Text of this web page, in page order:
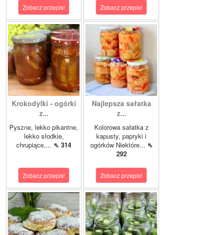
Zobacz przepis! Zobacz przepis!
Krokodylki - ogórki
z...
Pyszne, lekko pikantne,
lekko słodkie,
chrupiące,... ⇖ 314
Zobacz przepis!
Najlepsza sałatka
z...
Kolorowa sałatka z
kapusty, papryki i
ogórków Niektóre... ⇖
292
Zobacz przepis!